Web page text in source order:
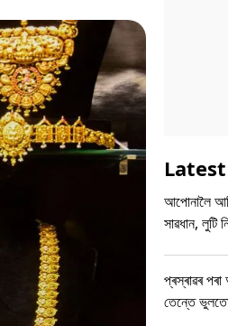
আপোনালৈ
সাৱধান, লুটি
প্ৰস্ৰাৱৰ
তেন্তে